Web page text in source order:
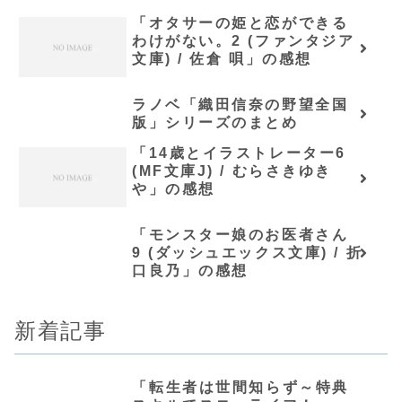
「オタサーの姫と恋ができる
わけがない。2 (ファンタジア
文庫) / 佐倉 唄」の感想
ラノベ「織田信奈の野望全国
版」シリーズのまとめ
「14歳とイラストレーター6
(MF文庫J) / むらさきゆき
や」の感想
「モンスター娘のお医者さん
9 (ダッシュエックス文庫) / 折
口良乃」の感想
新着記事
「転生者は世間知らず～特典